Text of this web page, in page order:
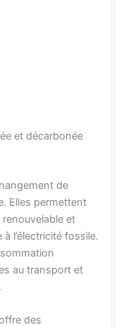
et décarbonée
de
Elles permettent
renouvelable et
l’électricité fossile.
au transport et
des